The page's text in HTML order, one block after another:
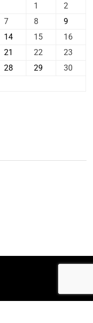
1
2
7 8
9
14 15
16
21 22
23
28 29
30